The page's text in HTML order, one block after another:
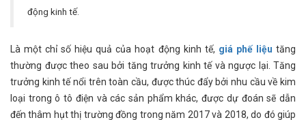
động kinh tế.
Là một chỉ số hiệu quả của hoạt động kinh tế, giá phế liệu tăng
thường được theo sau bởi tăng trưởng kinh tế và ngược lại. Tăng
trưởng kinh tế nổi trên toàn cầu, được thúc đẩy bởi nhu cầu về kim
loại trong ô tô điện và các sản phẩm khác, được dự đoán sẽ dẫn
đến thâm hụt thị trường đồng trong năm 2017 và 2018, do đó giúp